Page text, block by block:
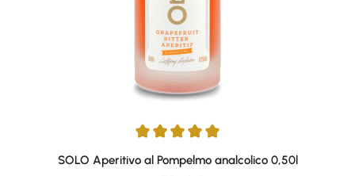
Average rating of 5 out of 5 stars
SOLO Aperitivo al Pompelmo analcolico 0,50l